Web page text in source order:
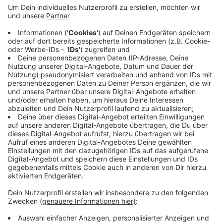
Veröffentlicht:Sonntag, 19.04.2020 09:54
Anzeige
Bahnen und Busse fahren ab dann wieder zu den
üblichen Zeiten. Damit Fahrgäste aber weiterhin
genügend geschützt werden, sollen Rheinbahn-
Mitarbeiter an Hotspots den Einstieg regeln und die
Anzahl der Fahrgäste begrenzen.
Anzeige
Anzeige